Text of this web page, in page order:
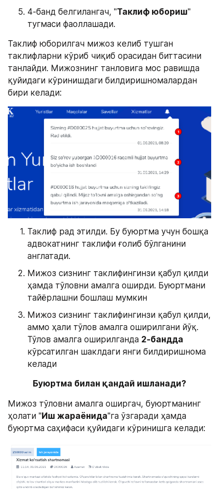
4-банд белгилангач, "Таклиф юбориш"
тугмаси фаоллашади.
Таклиф юборилгач мижоз келиб тушган
таклифларни кўриб чиқиб орасидан биттасини
танлайди. Мижознинг танловига мос равишда
қуйидаги кўринишдаги билдиришномалардан
бири келади:
Таклиф рад этилди. Бу буюртма учун бошқа
адвокатнинг таклифи ғолиб бўлганини
англатади.
Мижоз сизнинг таклифингинзи қабул қилди
ҳамда тўловни амалга оширди. Буюртмани
тайёрлашни бошлаш мумкин
Мижоз сизнинг таклифингинзи қабул қилди,
аммо ҳали тўлов амалга оширилгани йўқ.
Тўлов амалга оширилганда 2-бандда
кўрсатилган шаклдаги янги билдиришнома
келади
Буюртма билан қандай ишланади?
Мижоз тўловни амалга оширгач, буюртманинг
ҳолати "Иш жараёнида"га ўзгаради ҳамда
буюртма саҳифаси қуйидаги кўринишга келади: